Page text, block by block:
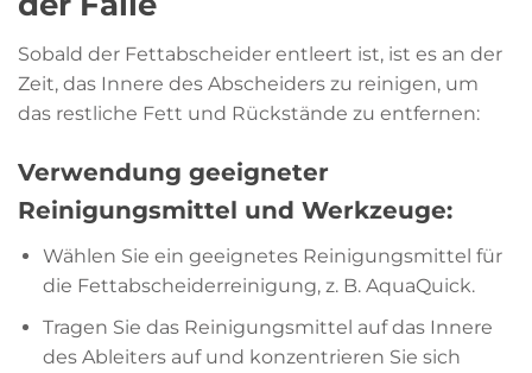
Sobald der Fettabscheider entleert ist, ist es an der
Zeit, das Innere des Abscheiders zu reinigen, um
das restliche Fett und Rückstände zu entfernen:
Verwendung geeigneter
Reinigungsmittel und Werkzeuge:
Wählen Sie ein geeignetes Reinigungsmittel für
die Fettabscheiderreinigung, z. B. AquaQuick.
Tragen Sie das Reinigungsmittel auf das Innere
des Ableiters auf und konzentrieren Sie sich